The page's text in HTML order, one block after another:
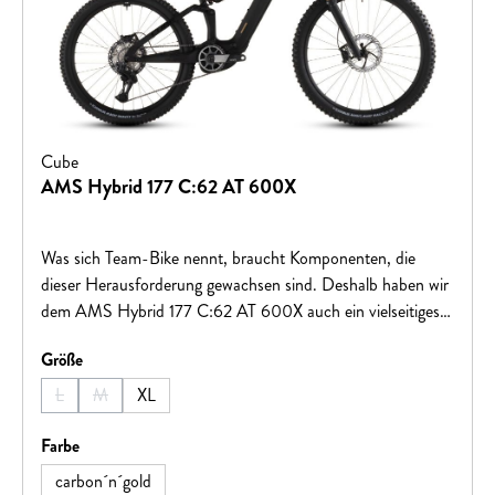
Cube
AMS Hybrid 177 C:62 AT 600X
Was sich Team-Bike nennt, braucht Komponenten, die
dieser Herausforderung gewachsen sind. Deshalb haben wir
dem AMS Hybrid 177 C:62 AT 600X auch ein vielseitiges,
Factory Federgabel samt passenden Float X2 Factory
Dämpfer. Dazu gibt's einen Bosch CX-R Motor und 600
Wh Akku sowie Kiox 400c Display. Diese Power – und die
aus den Waden – bringt die elektronische Shimano XT Di2
1x12 Schaltung über den RaceFace Era Carbonkurbelsatz
Größeauswählen
L
(Diese Option ist zurzeit nicht verfügbar.)
M
(Diese Option ist zurzeit nicht verfügbar.)
XL
Farbeauswählen
carbon´n´gold